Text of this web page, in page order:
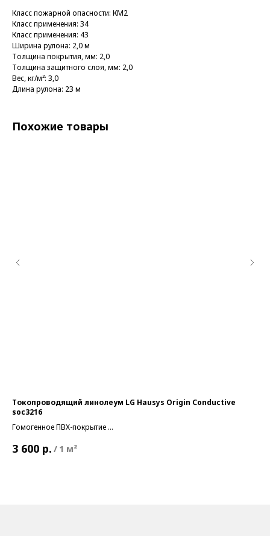
Класс пожарной опасности: КМ2
Класс применения: 34
Класс применения: 43
Ширина рулона: 2,0 м
Толщина покрытия, мм: 2,0
Толщина защитного слоя, мм: 2,0
Вес, кг/м²: 3,0
Длина рулона: 23 м
Похожие товары
Токопроводящий линолеум LG Hausys Origin Conductive
soc3216
Гомогенное ПВХ-покрытие
Толщина общая:2 мм
3 600 р. / 1 м²